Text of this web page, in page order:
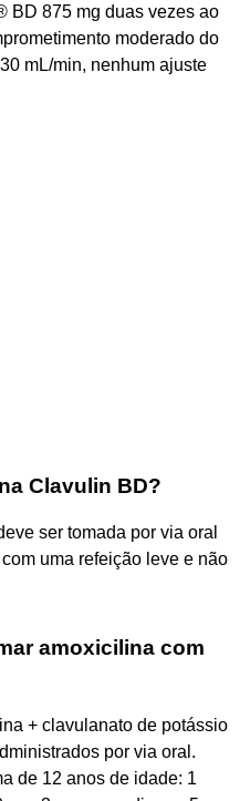
BD 875 mg duas vezes ao
moderado do
mL/min, nenhum ajuste
Clavulin BD?
ser tomada por via oral
uma refeição leve e não
amoxicilina com
+ clavulanato de potássio
por via oral.
de 12 anos de idade: 1